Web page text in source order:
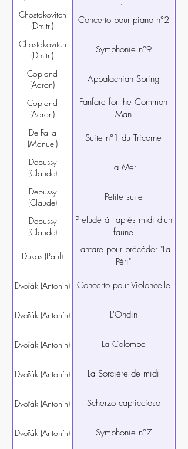
voyageurs de commerce,
Couplets de la Rose)
Chostakovitch
(Dmitri)
Concerto pour piano n°2
Chostakovitch
(Dmitri)
Symphonie n°9
Copland
(Aaron)
Appalachian Spring
Copland
(Aaron)
Fanfare for the Common
Man​
De Falla
(Manuel)
Suite n°1 du Tricorne
Debussy
(Claude)
La Mer
Debussy
(Claude)
Petite suite
Debussy
(Claude)
Prelude à l'après midi d'un
faune
Dukas (Paul)
Fanfare pour précéder "La
Péri"
Dvořák (Antonín) Concerto pour Violoncelle
Dvořák (Antonín) L'Ondin
Dvořák (Antonín) La Colombe
Dvořák (Antonín) La Sorcière de midi
Dvořák (Antonín) Scherzo capriccioso
Dvořák (Antonín) Symphonie n°7